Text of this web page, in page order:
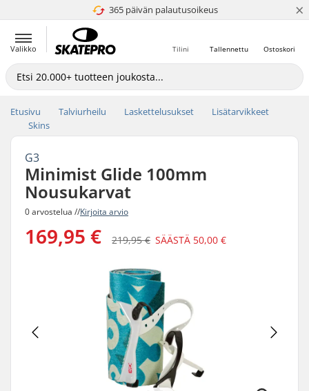
365 päivän palautusoikeus
4.8 / 5 ×
Valikko Ostoskori
Tallennettu
Tilini
Etusivu Talviurheilu Laskettelusukset
Lisätarvikkeet
Skins
G3
Minimist Glide 100mm
Nousukarvat
0 arvostelua //Kirjoita arvio
169,95 € 219,95 € SÄÄSTÄ 50,00 €